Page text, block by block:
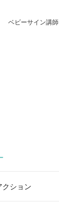
ベビーサイン講師
ション